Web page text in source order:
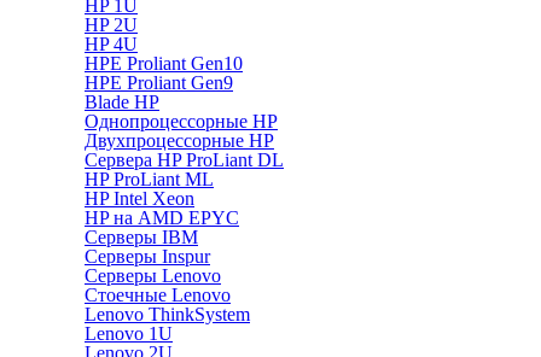
HP 1U
HP 2U
HP 4U
HPE Proliant Gen10
HPE Proliant Gen9
Blade HP
Однопроцессорные HP
Двухпроцессорные HP
Сервера HP ProLiant DL
HP ProLiant ML
HP Intel Xeon
HP на AMD EPYC
Серверы IBM
Серверы Inspur
Серверы Lenovo
Стоечные Lenovo
Lenovo ThinkSystem
Lenovo 1U
Lenovo 2U